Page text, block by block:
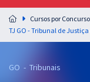
Preparação completa
residências em saúde
Cursos por Concurso
GO - Tribunais